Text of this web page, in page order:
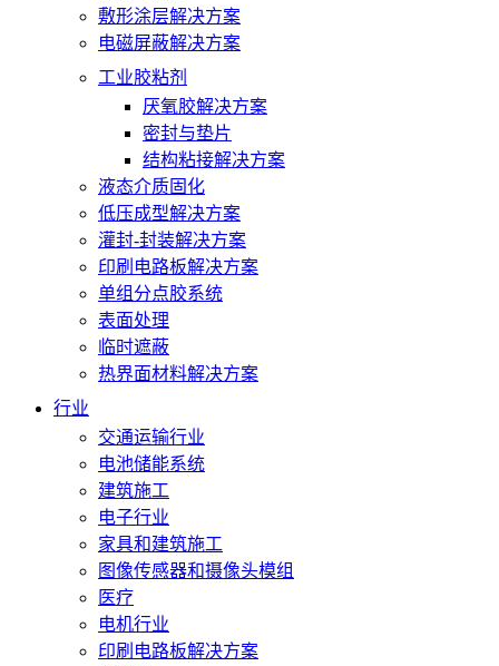
敷形涂层解决方案
电磁屏蔽解决方案
工业胶粘剂
厌氧胶解决方案
密封与垫片
结构粘接解决方案
液态介质固化
低压成型解决方案
灌封-封装解决方案
印刷电路板解决方案
单组分点胶系统
表面处理
临时遮蔽
热界面材料解决方案
行业
交通运输行业
电池储能系统
建筑施工
电子行业
家具和建筑施工
图像传感器和摄像头模组
医疗
电机行业
印刷电路板解决方案